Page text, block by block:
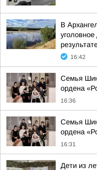
В
16:42
Семья
ордена
16:36
Семья
ордена
16:31
Дети из